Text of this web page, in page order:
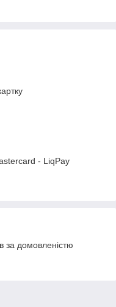
- LiqPay
за домовленістю